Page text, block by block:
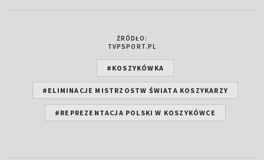
ŹRÓDŁO:
TVPSPORT.PL
#KOSZYKÓWKA
#ELIMINACJE MISTRZOSTW ŚWIATA KOSZYKARZY
#REPREZENTACJA POLSKI W KOSZYKÓWCE